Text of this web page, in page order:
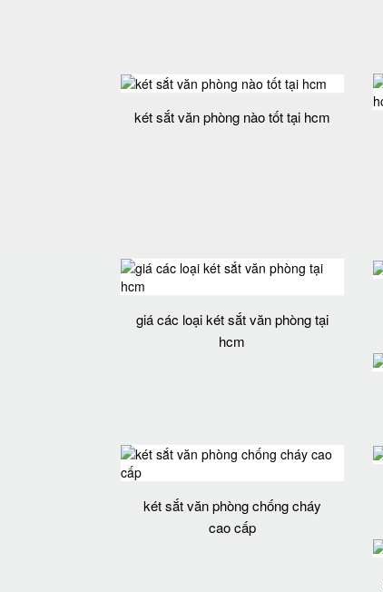
két sắt văn phòng nào tốt tại hcm
giá các loại két sắt văn phòng tại
hcm
két sắt văn phòng chống cháy
cao cấp